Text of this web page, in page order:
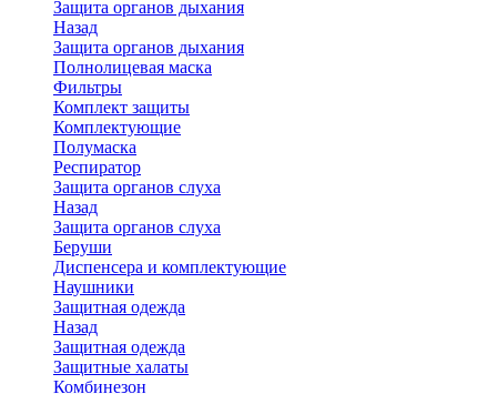
Защита органов дыхания
Назад
Защита органов дыхания
Полнолицевая маска
Фильтры
Комплект защиты
Комплектующие
Полумаска
Респиратор
Защита органов слуха
Назад
Защита органов слуха
Беруши
Диспенсера и комплектующие
Наушники
Защитная одежда
Назад
Защитная одежда
Защитные халаты
Комбинезон